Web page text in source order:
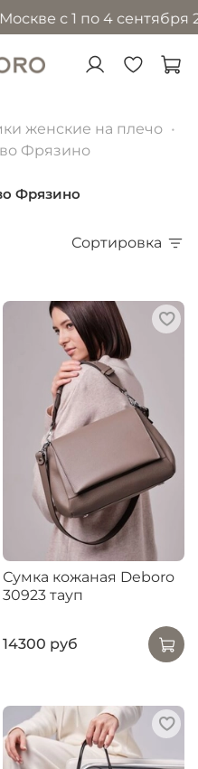
с 1 по 4 сентября 2026
женские на плечо
Фрязино
Фрязино
Сортировка
Сумка кожаная Deboro
30923 тауп
14300 руб